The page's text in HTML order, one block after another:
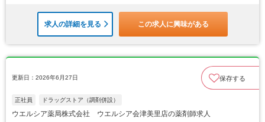
求人の詳細を見る この求人に興味がある
更新日：2026年6月27日 保存する
正社員 ドラッグストア（調剤併設）
ウエルシア薬局株式会社 ウエルシア会津美里店の薬剤師求人